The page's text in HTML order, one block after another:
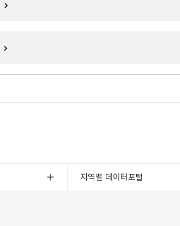
지역별 데이터포털
서울 열린데이터광장
경기데이터드림